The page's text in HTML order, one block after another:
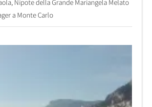
Nipote della Grande Mariangela Melato
a Monte Carlo